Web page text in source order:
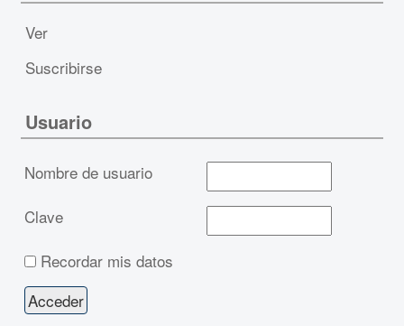
Ver
Suscribirse
Usuario
Nombre de usuario
Clave
Recordar mis datos